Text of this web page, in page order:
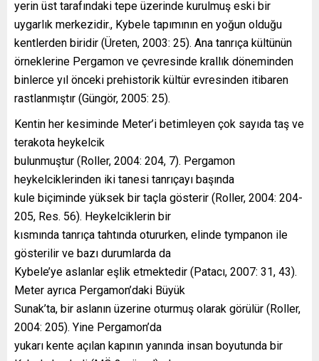
yerin üst tarafındaki tepe üzerinde kurulmuş eski bir
uygarlık merkezidir., Kybele tapımının en yoğun olduğu
kentlerden biridir (Üreten, 2003: 25). Ana tanrıça kültünün
örneklerine Pergamon ve çevresinde krallık döneminden
binlerce yıl önceki prehistorik kültür evresinden itibaren
rastlanmıştır (Güngör, 2005: 25).
Kentin her kesiminde Meter’i betimleyen çok sayıda taş ve
terakota heykelcik
bulunmuştur (Roller, 2004: 204, 7). Pergamon
heykelciklerinden iki tanesi tanrıçayı başında
kule biçiminde yüksek bir taçla gösterir (Roller, 2004: 204-
205, Res. 56). Heykelciklerin bir
kısmında tanrıça tahtında otururken, elinde tympanon ile
gösterilir ve bazı durumlarda da
Kybele’ye aslanlar eşlik etmektedir (Patacı, 2007: 31, 43).
Meter ayrıca Pergamon’daki Büyük
Sunak’ta, bir aslanın üzerine oturmuş olarak görülür (Roller,
2004: 205). Yine Pergamon’da
yukarı kente açılan kapının yanında insan boyutunda bir